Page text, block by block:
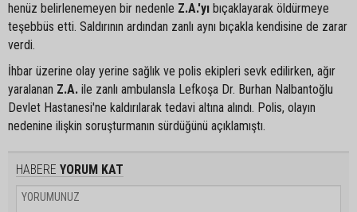
henüz belirlenemeyen bir nedenle Z.A.'yı bıçaklayarak öldürmeye
teşebbüs etti. Saldırının ardından zanlı aynı bıçakla kendisine de zarar
verdi.
İhbar üzerine olay yerine sağlık ve polis ekipleri sevk edilirken, ağır
yaralanan Z.A. ile zanlı ambulansla Lefkoşa Dr. Burhan Nalbantoğlu
Devlet Hastanesi'ne kaldırılarak tedavi altına alındı. Polis, olayın
nedenine ilişkin soruşturmanın sürdüğünü açıklamıştı.
HABERE YORUM KAT